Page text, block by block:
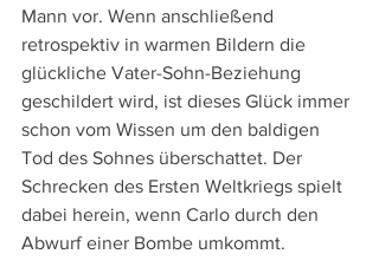
Mann vor. Wenn anschließend
retrospektiv in warmen Bildern die
glückliche Vater-Sohn-Beziehung
geschildert wird, ist dieses Glück immer
schon vom Wissen um den baldigen
Tod des Sohnes überschattet. Der
Schrecken des Ersten Weltkriegs spielt
dabei herein, wenn Carlo durch den
Abwurf einer Bombe umkommt.